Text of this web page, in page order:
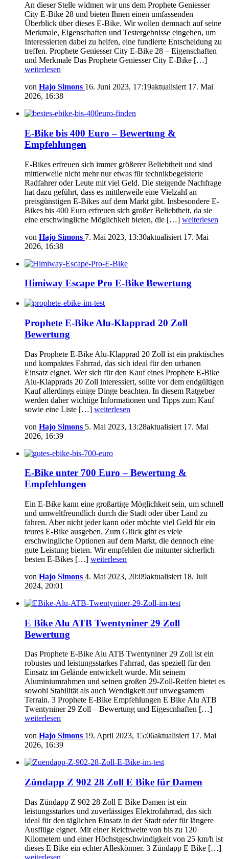
An dieser Stelle widmen wir uns dem Prophete Geniesser
City E-Bike 28 und bieten Ihnen einen umfassenden
Überblick über dieses E-Bike. Wir wollen demnach auf seine
Merkmale, Eigenschaften und Testergebnisse eingehen, um
Interessierten dabei zu helfen, eine fundierte Entscheidung zu
treffen. Prophete Geniesser City E-Bike 28 – Eigenschaften
und Merkmale Das Prophete Geniesser City E-Bike […]
weiterlesen
von Hajo Simons 16. Juni 2023, 17:19aktualisiert 17. Mai
2026, 16:38
E-Bike bis 400 Euro – Bewertung &
Empfehlungen
E-Bikes erfreuen sich immer größerer Beliebtheit und sind
mittlerweile nicht mehr nur etwas für technikbegeisterte
Radfahrer oder Leute mit viel Geld. Die steigende Nachfrage
hat dazu geführt, dass es mittlerweile eine Vielzahl an
preisgünstigen E-Bikes auf dem Markt gibt. Insbesondere E-
Bikes bis 400 Euro erfreuen sich großer Beliebtheit, da sie
eine erschwingliche Möglichkeit bieten, die […] weiterlesen
von Hajo Simons 7. Mai 2023, 13:30aktualisiert 17. Mai
2026, 16:38
Himiway Escape Pro E-Bike Bewertung
Prophete E-Bike Alu-Klapprad 20 Zoll
Bewertung
Das Prophete E-Bike Alu-Klapprad 20 Zoll ist ein praktisches
und kompaktes Fahrrad, das sich ideal für den urbanen
Einsatz eignet. Wer sich für den Kauf eines Prophete E-Bike
Alu-Klapprads 20 Zoll interessiert, sollte vor dem endgültigen
Kauf allerdings einige Dinge beachten. In diesem Ratgeber
werden daher wichtige Informationen und Tipps zum Kauf
sowie eine Liste […] weiterlesen
von Hajo Simons 5. Mai 2023, 13:28aktualisiert 17. Mai
2026, 16:39
E-Bike unter 700 Euro – Bewertung &
Empfehlungen
Ein E-Bike kann eine großartige Möglichkeit sein, um schnell
und umweltfreundlich durch die Stadt oder über Land zu
fahren. Aber nicht jeder kann oder möchte viel Geld für ein
teures E-Bike ausgeben. Zum Glück gibt es viele
erschwingliche Optionen auf dem Markt, die dennoch eine
gute Leistung bieten. Wir empfehlen die mitunter sicherlich
besten E-Bikes […] weiterlesen
von Hajo Simons 4. Mai 2023, 20:09aktualisiert 18. Juli
2024, 20:01
E Bike Alu ATB Twentyniner 29 Zoll
Bewertung
Das Prophete E-Bike Alu ATB Twentyniner 29 Zoll ist ein
robustes und leistungsstarkes Fahrrad, das speziell für den
Einsatz im Gelände entwickelt wurde. Mit seinem
Aluminiumrahmen und seinen großen 29-Zoll-Reifen bietet es
sowohl Stabilität als auch Wendigkeit auf unwegsamem
Terrain. 3 Prophete E-Bike Empfehlungen E Bike Alu ATB
Twentyniner 29 Zoll – Bewertung und Eigescnhaften […]
weiterlesen
von Hajo Simons 19. April 2023, 15:06aktualisiert 17. Mai
2026, 16:39
Zündapp Z 902 28 Zoll E Bike für Damen
Das Zündapp Z 902 28 Zoll E Bike Damen ist ein
leistungsstarkes und zuverlässiges Elektrofahrrad, das sich
ideal für den täglichen Einsatz in der Stadt oder für längere
Ausflüge eignet. Mit einer Reichweite von bis zu 120
Kilometern und einer Höchstgeschwindigkeit von 25 km/h ist
dieses E Bike ein echter Alleskönner. 3 Zündapp E Bike […]
weiterlesen